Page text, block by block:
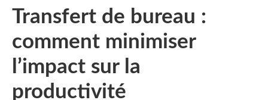
Transfert de bureau :
comment minimiser
l’impact sur la
productivité